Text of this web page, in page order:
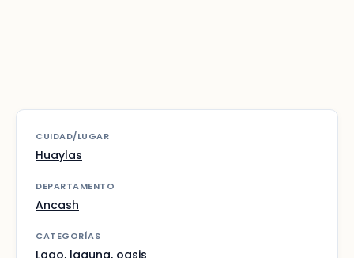
CUIDAD/LUGAR
Huaylas
DEPARTAMENTO
Ancash
CATEGORÍAS